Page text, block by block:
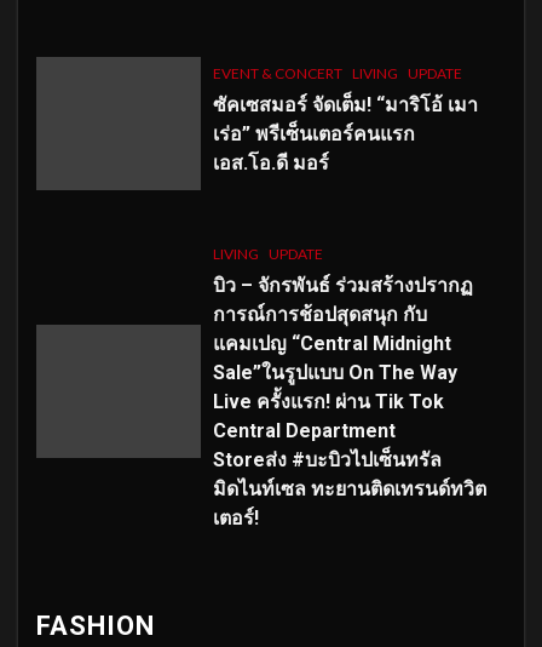
EVENT & CONCERT LIVING UPDATE
ซัคเซสมอร์ จัดเต็ม! “มาริโอ้ เมา
เร่อ” พรีเซ็นเตอร์คนแรก
เอส.โอ.ดี มอร์
LIVING UPDATE
บิว – จักรพันธ์ ร่วมสร้างปรากฏ
การณ์การช้อปสุดสนุก กับ
แคมเปญ “Central Midnight
Sale”ในรูปแบบ On The Way
Live ครั้งแรก! ผ่าน Tik Tok
Central Department
Storeส่ง #บะบิวไปเซ็นทรัล
มิดไนท์เซล ทะยานติดเทรนด์ทวิต
เตอร์!
FASHION